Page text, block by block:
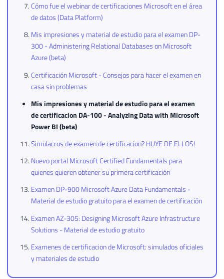
Cómo fue el webinar de certificaciones Microsoft en el área
de datos (Data Platform)
Mis impresiones y material de estudio para el examen DP-
300 - Administering Relational Databases on Microsoft
Azure (beta)
Certificación Microsoft - Consejos para hacer el examen en
casa sin problemas
Mis impresiones y material de estudio para el examen
de certificacion DA-100 - Analyzing Data with Microsoft
Power BI (beta)
Simulacros de examen de certificacion? HUYE DE ELLOS!
Nuevo portal Microsoft Certified Fundamentals para
quienes quieren obtener su primera certificación
Examen DP-900 Microsoft Azure Data Fundamentals -
Material de estudio gratuito para el examen de certificación
Examen AZ-305: Designing Microsoft Azure Infrastructure
Solutions - Material de estudio gratuito
Examenes de certificacion de Microsoft: simulados oficiales
y materiales de estudio